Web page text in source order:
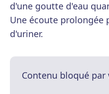
d'une goutte d'eau
Une écoute prolongée
d'uriner.
Contenu bloqué